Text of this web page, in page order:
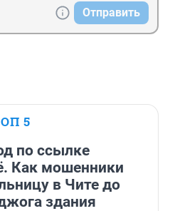
Отправить
5
по ссылке
Как мошенники
в Чите до
здания